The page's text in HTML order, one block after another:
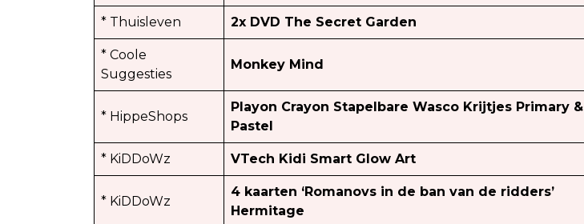
* Thuisleven 2x DVD The Secret Garden
* Coole
Suggesties
Monkey Mind
* HippeShops
Playon Crayon Stapelbare Wasco Krijtjes Primary &
Pastel
* KiDDoWz VTech Kidi‌ ‌Smart‌ ‌Glow‌ ‌Art‌
* KiDDoWz
4 kaarten ‘Romanovs in de ban van de ridders’
Hermitage